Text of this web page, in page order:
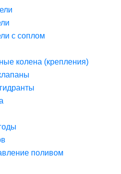
с соплом
колена (крепления)
поливом